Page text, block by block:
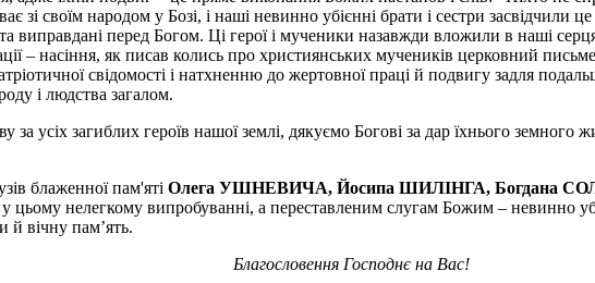
зі своїм народом у Бозі, і наші невинно убієнні брати і сестри
та виправдані перед Богом. Ці герої і мученики назавжди вложили в наші
– насіння, як писав колись про християнських мучеників церковний
свідомості і натхненню до жертовної праці й подвигу задля
і людства загалом.
усіх загиблих героїв нашої землі, дякуємо Богові за дар їхнього земного
блаженної пам'яті Олега УШНЕВИЧА, Йосипа ШИЛІНГА, Богдана
цьому нелегкому випробуванні, а переставленим слугам Божим – невинно
й вічну пам’ять.
Благословення Господнє на Вас!